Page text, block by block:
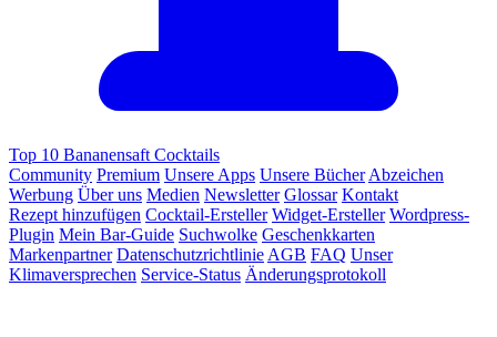
Top 10 Bananensaft Cocktails
Community Premium Unsere Apps Unsere Bücher Abzeichen
Werbung Über uns Medien Newsletter Glossar Kontakt
Rezept hinzufügen Cocktail-Ersteller Widget-Ersteller Wordpress-
Plugin Mein Bar-Guide Suchwolke Geschenkkarten
Markenpartner Datenschutzrichtlinie AGB FAQ Unser
Klimaversprechen Service-Status Änderungsprotokoll